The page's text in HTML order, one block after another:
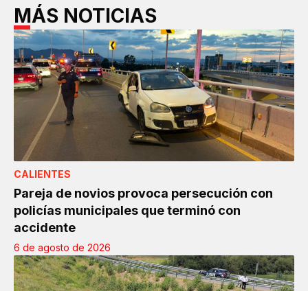
MÁS NOTICIAS
CALIENTES
Pareja de novios provoca persecución con
policías municipales que terminó con
accidente
6 de agosto de 2026